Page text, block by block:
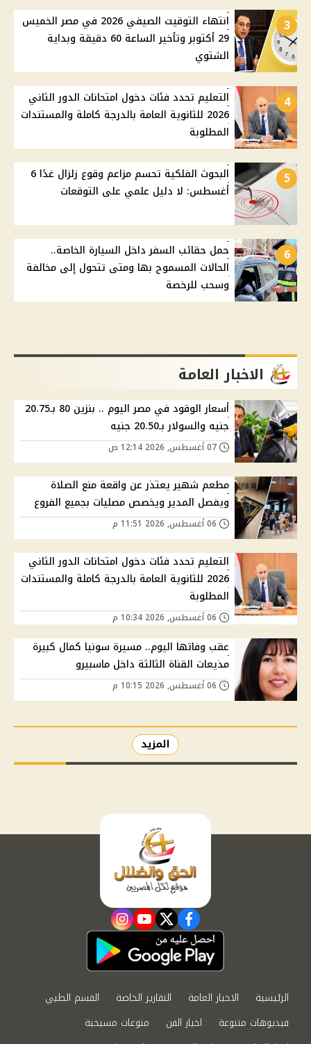
3
انتهاء التوقيت الصيفي 2026 في مصر الخميس
29 أكتوبر وتأخير الساعة 60 دقيقة وبداية
الشتوي
4
التعليم تحدد فئات دخول امتحانات الدور الثاني
2026 للثانوية العامة بالدرجة كاملة والمستندات
المطلوبة
5
البحوث الفلكية تحسم مزاعم وقوع زلزال غدًا 6
أغسطس: لا دليل علمي على التوقعات
6
حمل حقائب السفر داخل السيارة الخاصة..
الحالات المسموح بها ومتى تتحول إلى مخالفة
وسحب للرخصة
الاخبار العامة
أسعار الوقود في مصر اليوم .. بنزين 80 بـ20.75
جنيه والسولار بـ20.50 جنيه
مطعم شهير يعتذر عن واقعة منع الصلاة
ويفصل المدير ويخصص مصليات بجميع الفروع
التعليم تحدد فئات دخول امتحانات الدور الثاني
2026 للثانوية العامة بالدرجة كاملة والمستندات
المطلوبة
عقب وفاتها اليوم.. مسيرة سونيا كمال كبيرة
مذيعات القناة الثالثة داخل ماسبيرو
المزيد
facebook
twitter
youtube
instagram
الرئيسية الاخبار العامة التقارير الخاصة
القسم الطبي
فيديوهات متنوعة
اخبار الفن
منوعات مسيحية